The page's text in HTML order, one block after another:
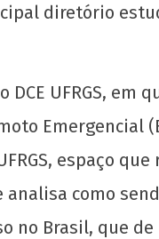
8
diretório
UFRGS, em
Emergencial
espaço
como
no Brasil, que de